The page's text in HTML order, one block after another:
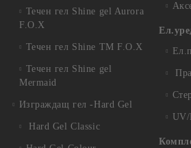
Течен гел Shine gel Aurora
F.O.X
Течен гел Shine TM F.O.X
Течен гел Shine gel
Mermaid
Изграждащ гел -Hard Gel
Hard Gel Classic